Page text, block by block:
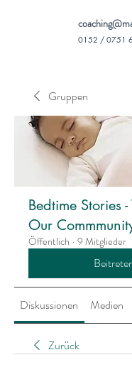
0152 / 0751
Gruppen
Bedtime Stories
Our
Öffentlich · 9 Mitglieder
Diskussionen Medien
Zurück